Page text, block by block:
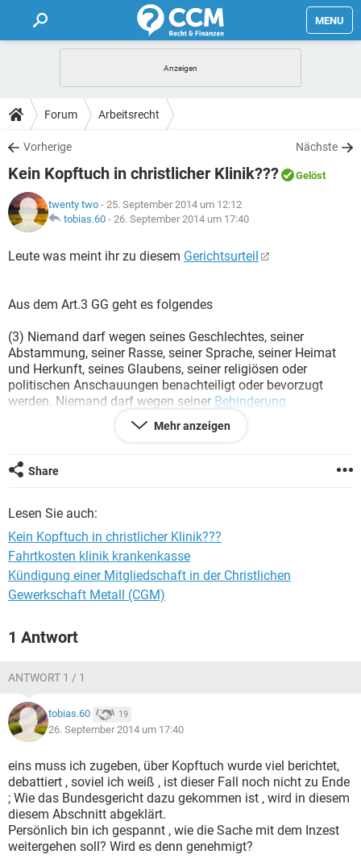
MENU
FORUM
TIPPS
Forum Arbeitsrecht
Vorherige Nächste
Kein Kopftuch in christlicher Klinik??? Gelöst
twenty two - 25. September 2014 um 12:12
tobias.60 - 26. September 2014 um 17:40
Leute was meint ihr zu diesem Gerichtsurteil
Aus dem Art.3 GG geht es folgendes
(3) Niemand darf wegen seines Geschlechtes, seiner
Abstammung, seiner Rasse, seiner Sprache, seiner Heimat
und Herkunft, seines Glaubens, seiner religiösen oder
politischen Anschauungen benachteiligt oder bevorzugt
werden. Niemand darf wegen seiner Behinderung
nicht dulden. Seit wann wird eine Klinik zur kirchlichen
Einrichtung??
nicht mit der deutschen Gesetzgebung vereinbar.
Mehr anzeigen
Share
Lesen Sie auch:
Kein Kopftuch in christlicher Klinik???
Fahrtkosten klinik krankenkasse
Kündigung einer Mitgliedschaft in der Christlichen
Gewerkschaft Metall (CGM)
1 Antwort
ANTWORT 1 / 1
tobias.60 19
26. September 2014 um 17:40
eins muss ich zugeben, über Kopftuch wurde viel berichtet,
debattiert , soviel ich weiß , ist dieser Fall noch nicht zu Ende
; Wie das Bundesgericht dazu gekommen ist , wird in diesem
diesem Abschnitt abgeklärt.
Persönlich bin ich gespannt , wie die Sache mit dem Inzest
weitergehen soll? Wird es denn genehmigt?